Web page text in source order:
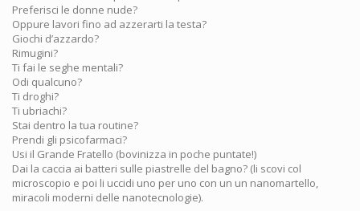
Preferisci le donne nude?
Oppure lavori fino ad azzerarti la testa?
Giochi d’azzardo?
Rimugini?
Ti fai le seghe mentali?
Odi qualcuno?
Ti droghi?
Ti ubriachi?
Stai dentro la tua routine?
Prendi gli psicofarmaci?
Usi il Grande Fratello (bovinizza in poche puntate!)
Dai la caccia ai batteri sulle piastrelle del bagno? (li scovi col
microscopio e poi li uccidi uno per uno con un un nanomartello,
miracoli moderni delle nanotecnologie).